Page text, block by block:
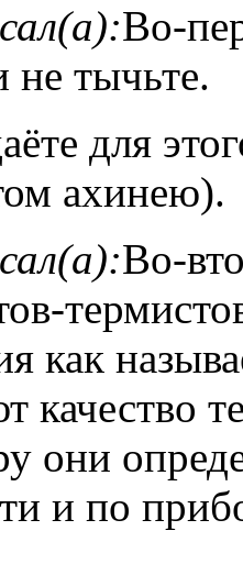
Во-
не тычьте.
для
ахинею).
Во-
как
качество
они
и по